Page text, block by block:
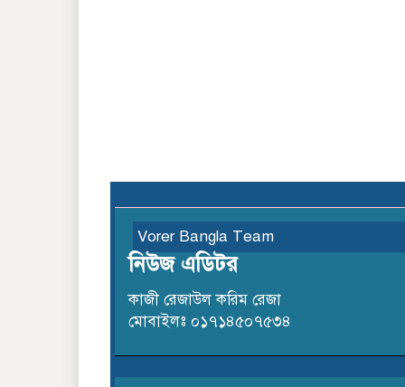
Vorer Bangla Team
নিউজ এডিটর
কাজী রেজাউল করিম রেজা
মোবাইলঃ ০১৭১৪৫০৭৫৩৪